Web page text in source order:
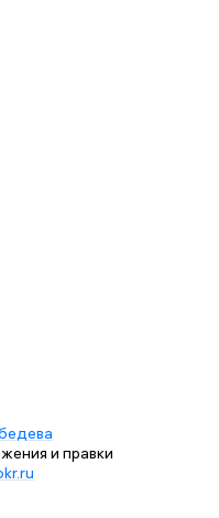
и правки